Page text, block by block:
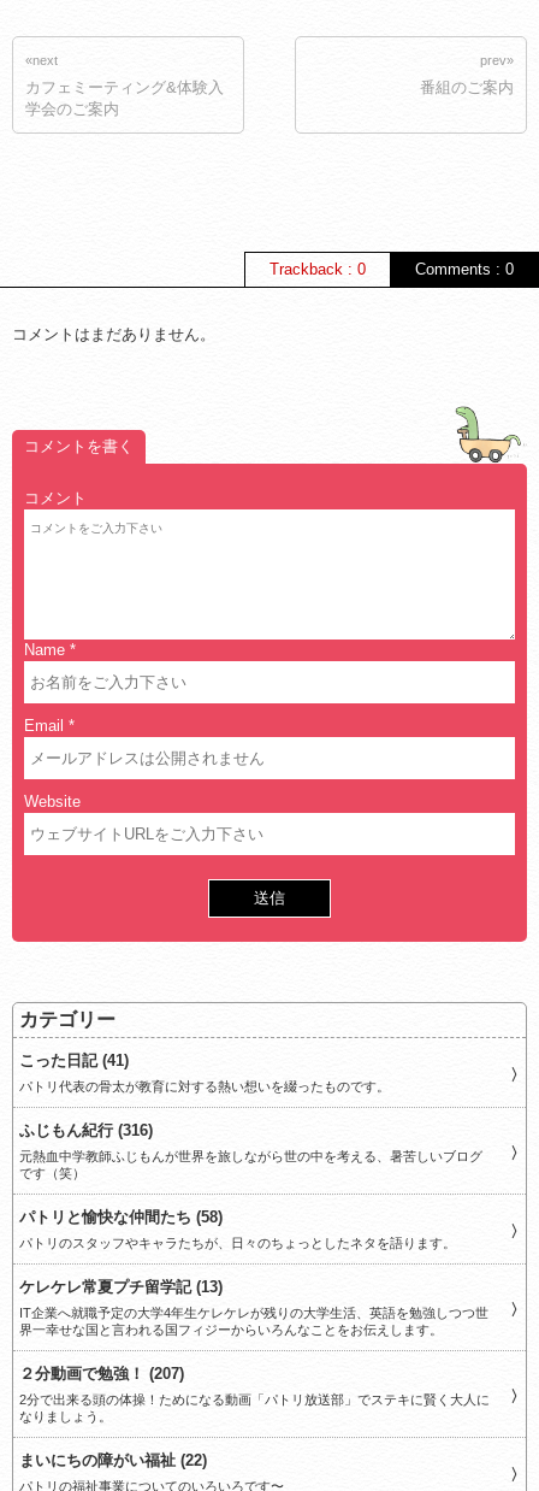
«next
カフェミーティング&体験入
学会のご案内
prev»
番組のご案内
Comments : 0
Trackback : 0
コメントはまだありません。
コメントを書く
コメント
Name *
Email *
Website
カテゴリー
こった日記 (41)
パトリ代表の骨太が教育に対する熱い想いを綴ったものです。
ふじもん紀行 (316)
元熱血中学教師ふじもんが世界を旅しながら世の中を考える、暑苦しいブログ
です（笑）
パトリと愉快な仲間たち (58)
パトリのスタッフやキャラたちが、日々のちょっとしたネタを語ります。
ケレケレ常夏プチ留学記 (13)
IT企業へ就職予定の大学4年生ケレケレが残りの大学生活、英語を勉強しつつ世
界一幸せな国と言われる国フィジーからいろんなことをお伝えします。
２分動画で勉強！ (207)
2分で出来る頭の体操！ためになる動画「パトリ放送部」でステキに賢く大人に
なりましょう。
まいにちの障がい福祉 (22)
パトリの福祉事業についてのいろいろです〜